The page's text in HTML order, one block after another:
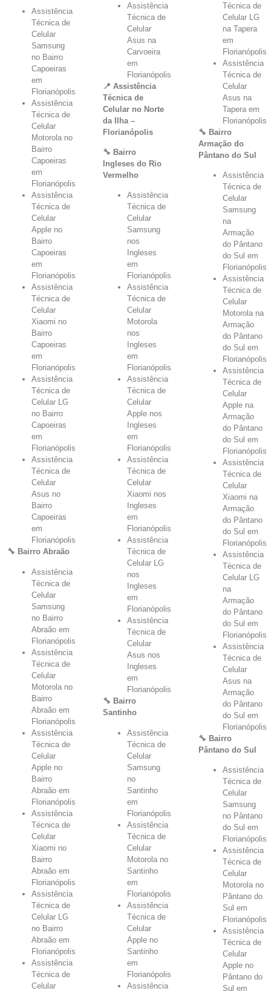
Assistência
Técnica de
Celular
Samsung
no Bairro
Capoeiras
em
Florianópolis
Assistência
Técnica de
Celular
Motorola no
Bairro
Capoeiras
em
Florianópolis
Assistência
Técnica de
Celular
Apple no
Bairro
Capoeiras
em
Florianópolis
Assistência
Técnica de
Celular
Xiaomi no
Bairro
Capoeiras
em
Florianópolis
Assistência
Técnica de
Celular LG
no Bairro
Capoeiras
em
Florianópolis
Assistência
Técnica de
Celular
Asus no
Bairro
Capoeiras
em
Florianópolis
🔧 Bairro Abraão
Assistência
Técnica de
Celular
Samsung
no Bairro
Abraão em
Florianópolis
Assistência
Técnica de
Celular
Motorola no
Bairro
Abraão em
Florianópolis
Assistência
Técnica de
Celular
Apple no
Bairro
Abraão em
Florianópolis
Assistência
Técnica de
Celular
Xiaomi no
Bairro
Abraão em
Florianópolis
Assistência
Técnica de
Celular LG
no Bairro
Abraão em
Florianópolis
Assistência
Técnica de
Celular
Assistência
Técnica de
Celular
Asus na
Carvoeira
em
Florianópolis
📍 Assistência
Técnica de
Celular no Norte
da Ilha –
Florianópolis
🔧 Bairro
Ingleses do Rio
Vermelho
Assistência
Técnica de
Celular
Samsung
nos
Ingleses
em
Florianópolis
Assistência
Técnica de
Celular
Motorola
nos
Ingleses
em
Florianópolis
Assistência
Técnica de
Celular
Apple nos
Ingleses
em
Florianópolis
Assistência
Técnica de
Celular
Xiaomi nos
Ingleses
em
Florianópolis
Assistência
Técnica de
Celular LG
nos
Ingleses
em
Florianópolis
Assistência
Técnica de
Celular
Asus nos
Ingleses
em
Florianópolis
🔧 Bairro
Santinho
Assistência
Técnica de
Celular
Samsung
no
Santinho
em
Florianópolis
Assistência
Técnica de
Celular
Motorola no
Santinho
em
Florianópolis
Assistência
Técnica de
Celular
Apple no
Santinho
em
Florianópolis
Assistência
Técnica de
Celular LG
na Tapera
em
Florianópolis
Assistência
Técnica de
Celular
Asus na
Tapera em
Florianópolis
🔧 Bairro
Armação do
Pântano do Sul
Assistência
Técnica de
Celular
Samsung
na
Armação
do Pântano
do Sul em
Florianópolis
Assistência
Técnica de
Celular
Motorola na
Armação
do Pântano
do Sul em
Florianópolis
Assistência
Técnica de
Celular
Apple na
Armação
do Pântano
do Sul em
Florianópolis
Assistência
Técnica de
Celular
Xiaomi na
Armação
do Pântano
do Sul em
Florianópolis
Assistência
Técnica de
Celular LG
na
Armação
do Pântano
do Sul em
Florianópolis
Assistência
Técnica de
Celular
Asus na
Armação
do Pântano
do Sul em
Florianópolis
🔧 Bairro
Pântano do Sul
Assistência
Técnica de
Celular
Samsung
no Pântano
do Sul em
Florianópolis
Assistência
Técnica de
Celular
Motorola no
Pântano do
Sul em
Florianópolis
Assistência
Técnica de
Celular
Apple no
Pântano do
Sul em